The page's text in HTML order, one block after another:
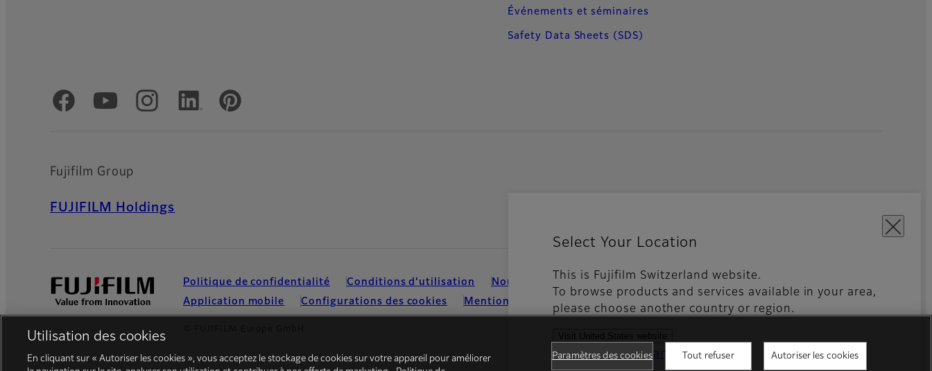
Select Your Location
This is Fujifilm Switzerland website.
To browse products and services available in your area,
please choose another country or region.
Visit United States website
See all countries and regions
Événements et séminaires
Safety Data Sheets (SDS)
Comptes officiels réseaux sociaux
Fujifilm Group
FUJIFILM Holdings
Politique de confidentialité Conditions d’utilisation Nous contacter
Médias Sociaux
Application mobile
Configurations des cookies Mentions Légales
Utilisation des cookies
En cliquant sur « Autoriser les cookies », vous acceptez le stockage de cookies sur votre appareil pour améliorer
Paramètres des cookies Tout refuser Autoriser les cookies